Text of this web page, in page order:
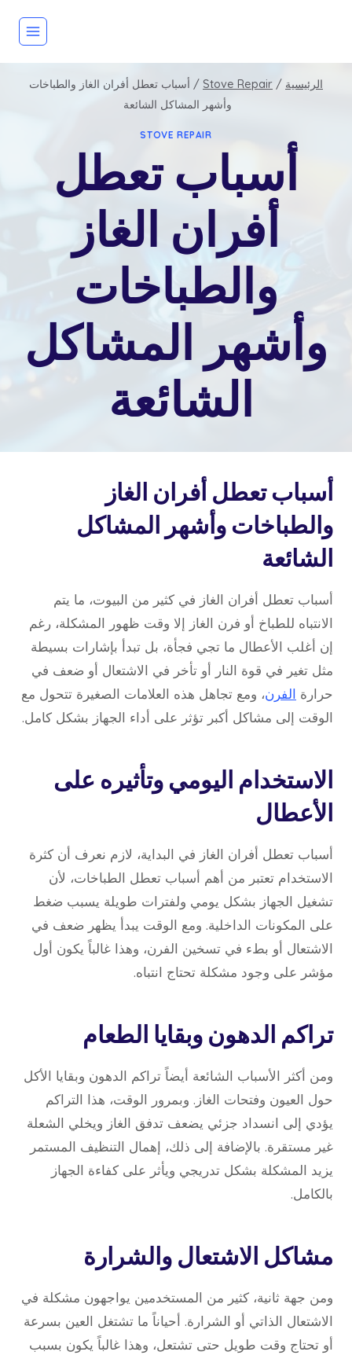
الرئيسية /
Stove Repair
/ أسباب تعطل أفران الغاز والطباخات
وأشهر المشاكل الشائعة
STOVE REPAIR
أسباب تعطل
أفران الغاز
والطباخات
وأشهر المشاكل
الشائعة
بواسطة
أسباب تعطل أفران الغاز
والطباخات وأشهر المشاكل
الشائعة
أسباب تعطل أفران الغاز في كثير من البيوت، ما يتم
الانتباه للطباخ أو فرن الغاز إلا وقت ظهور المشكلة، رغم
إن أغلب الأعطال ما تجي فجأة، بل تبدأ بإشارات بسيطة
مثل تغير في قوة النار أو تأخر في الاشتعال أو ضعف في
حرارة الفرن، ومع تجاهل هذه العلامات الصغيرة تتحول مع
الوقت إلى مشاكل أكبر تؤثر على أداء الجهاز بشكل كامل.
الاستخدام اليومي وتأثيره على
الأعطال
أسباب تعطل أفران الغاز في البداية، لازم نعرف أن كثرة
الاستخدام تعتبر من أهم أسباب تعطل الطباخات، لأن
تشغيل الجهاز بشكل يومي ولفترات طويلة يسبب ضغط
على المكونات الداخلية. ومع الوقت يبدأ يظهر ضعف في
الاشتعال أو بطء في تسخين الفرن، وهذا غالباً يكون أول
مؤشر على وجود مشكلة تحتاج انتباه.
تراكم الدهون وبقايا الطعام
ومن أكثر الأسباب الشائعة أيضاً تراكم الدهون وبقايا الأكل
حول العيون وفتحات الغاز. وبمرور الوقت، هذا التراكم
يؤدي إلى انسداد جزئي يضعف تدفق الغاز ويخلي الشعلة
غير مستقرة. بالإضافة إلى ذلك، إهمال التنظيف المستمر
يزيد المشكلة بشكل تدريجي ويأثر على كفاءة الجهاز
بالكامل.
مشاكل الاشتعال والشرارة
ومن جهة ثانية، كثير من المستخدمين يواجهون مشكلة في
الاشتعال الذاتي أو الشرارة. أحياناً ما تشتغل العين بسرعة
أو تحتاج وقت طويل حتى تشتعل، وهذا غالباً يكون بسبب